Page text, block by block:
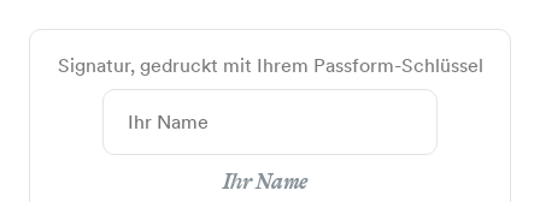
Signatur, gedruckt mit Ihrem Passform-Schlüssel
Ihr Name